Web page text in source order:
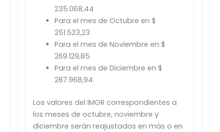
235.068,44
Para el mes de Octubre en $
251.523,23
Para el mes de Noviembre en $
269.129,85
Para el mes de Diciembre en $
287.968,94
Los valores del IMGR correspondientes a
los meses de octubre, noviembre y
diciembre serán reajustados en más o en